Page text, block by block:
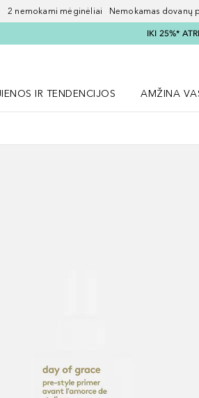
2 nemokami mėginėliai Nemokamas dovanų
IKI 25%*
IR TENDENCIJOS
AMŽINA